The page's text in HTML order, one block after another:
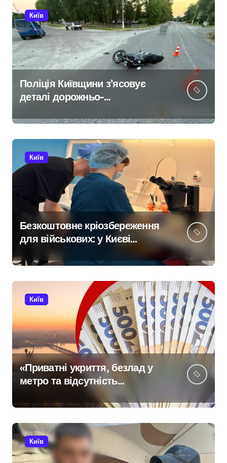
Київ
Поліція Київщини з’ясовує
деталі дорожньо-
Щербаки за участю двох
неповнолітніх постраждалих
Київ
Безкоштовне кріозбереження
для військових: у Києві
оновили центр
репродуктивної медицини
Київ
«Приватні укриття, безлад у
метро та відсутність
стратегії»: критика політики
безпеки Києва
Київ